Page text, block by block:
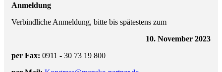
Anmeldung
Verbindliche Anmeldung, bitte bis spätestens zum
10. November 2023
per Fax: 0911 - 30 73 19 800